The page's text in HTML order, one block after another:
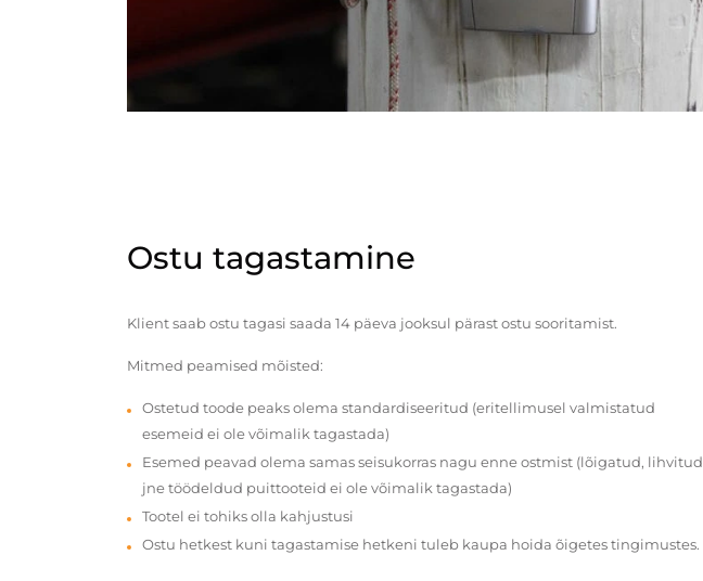
Ostu tagastamine
Klient saab ostu tagasi saada 14 päeva jooksul pärast ostu sooritamist.
Mitmed peamised mõisted:
Ostetud toode peaks olema standardiseeritud (eritellimusel valmistatud
esemeid ei ole võimalik tagastada)
Esemed peavad olema samas seisukorras nagu enne ostmist (lõigatud, lihvitud
jne töödeldud puittooteid ei ole võimalik tagastada)
Tootel ei tohiks olla kahjustusi
Ostu hetkest kuni tagastamise hetkeni tuleb kaupa hoida õigetes tingimustes.